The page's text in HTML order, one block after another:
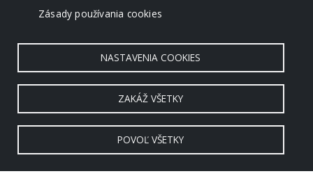
Zásady používania cookies
NASTAVENIA COOKIES
ZAKÁŽ VŠETKY
POVOĽ VŠETKY